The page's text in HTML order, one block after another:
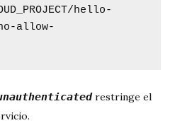
hello-
allow-
restringe el